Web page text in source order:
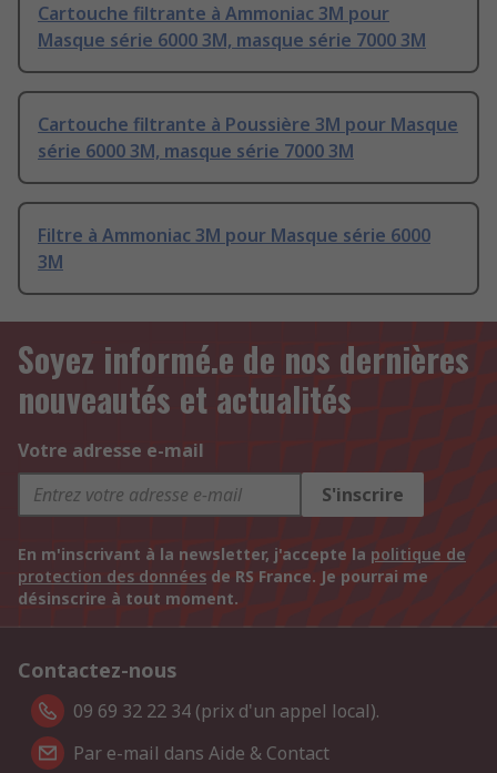
Cartouche filtrante à Ammoniac 3M pour
Masque série 6000 3M, masque série 7000 3M
Cartouche filtrante à Poussière 3M pour Masque
série 6000 3M, masque série 7000 3M
Filtre à Ammoniac 3M pour Masque série 6000
3M
Soyez informé.e de nos dernières
nouveautés et actualités
Votre adresse e-mail
S'inscrire
En m'inscrivant à la newsletter, j'accepte la politique de
protection des données de RS France. Je pourrai me
désinscrire à tout moment.
Contactez-nous
09 69 32 22 34 (prix d'un appel local).
Par e-mail dans Aide & Contact